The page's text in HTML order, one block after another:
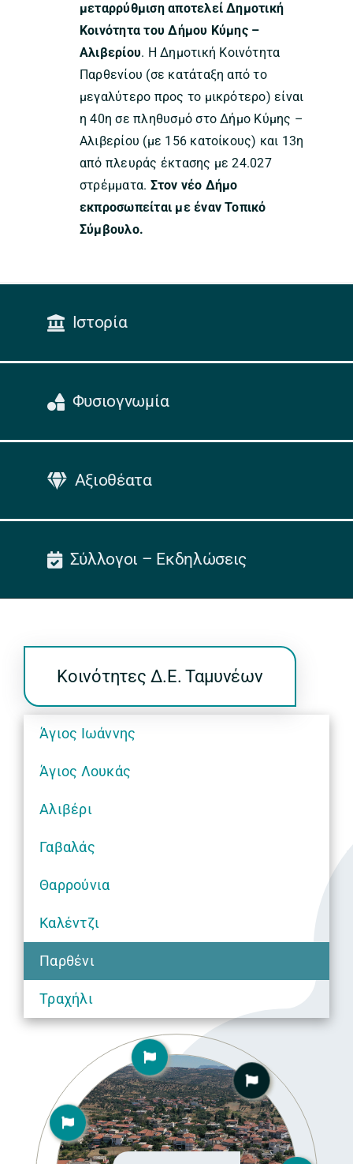
μεταρρύθμιση αποτελεί Δημοτική
Κοινότητα του Δήμου Κύμης –
Αλιβερίου. Η Δημοτική Κοινότητα
Παρθενίου (σε κατάταξη από το
μεγαλύτερο προς το μικρότερο) είναι
η 40η σε πληθυσμό στο Δήμο Κύμης –
Αλιβερίου (με 156 κατοίκους) και 13η
από πλευράς έκτασης με 24.027
στρέμματα. Στον νέο Δήμο
εκπροσωπείται με έναν Τοπικό
Σύμβουλο.
Ιστορία
Φυσιογνωμία
Αξιοθέατα
Σύλλογοι – Εκδηλώσεις
Κοινότητες Δ.Ε. Ταμυνέων
Άγιος Ιωάννης
Άγιος Λουκάς
Αλιβέρι
Γαβαλάς
Θαρρούνια
Καλέντζι
Παρθένι
Τραχήλι